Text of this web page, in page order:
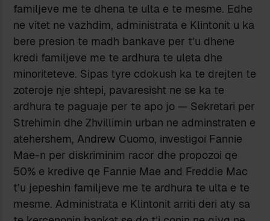
familjeve me te dhena te ulta e te mesme. Edhe
ne vitet ne vazhdim, administrata e Klintonit u ka
bere presion te madh bankave per t’u dhene
kredi familjeve me te ardhura te uleta dhe
minoriteteve. Sipas tyre cdokush ka te drejten te
zoteroje nje shtepi, pavaresisht ne se ka te
ardhura te paguaje per te apo jo — Sekretari per
Strehimin dhe Zhvillimin urban ne adminstraten e
atehershem, Andrew Cuomo, investigoi Fannie
Mae-n per diskriminim racor dhe propozoi qe
50% e kredive qe Fannie Mae and Freddie Mac
t’u jepeshin familjeve me te ardhura te ulta e te
mesme. Administrata e Klintonit arriti deri aty sa